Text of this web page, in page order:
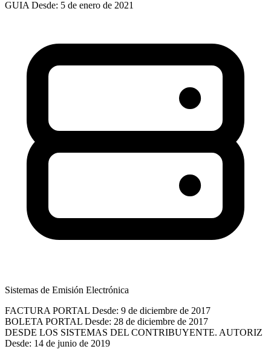
GUIA Desde: 5 de enero de 2021
Sistemas de Emisión Electrónica
FACTURA PORTAL Desde: 9 de diciembre de 2017
BOLETA PORTAL Desde: 28 de diciembre de 2017
DESDE LOS SISTEMAS DEL CONTRIBUYENTE. AUTORIZ
Desde: 14 de junio de 2019